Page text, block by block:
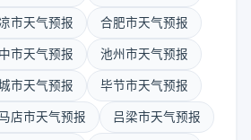
市天气预报 合肥市天气预报
市天气预报 池州市天气预报
市天气预报 毕节市天气预报
店市天气预报 吕梁市天气预报